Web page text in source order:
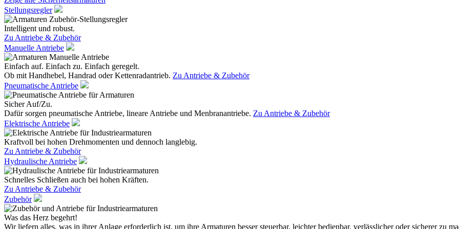
Stellungsregler
Intelligent und robust.
Zu Antriebe & Zubehör
Manuelle Antriebe
Einfach auf. Einfach zu. Einfach geregelt.
Ob mit Handhebel, Handrad oder Kettenradantrieb. Zu Antriebe & Zubehör
Pneumatische Antriebe
Sicher Auf/Zu.
Dafür sorgen pneumatische Antriebe, lineare Antriebe und Menbranantriebe. Zu Antriebe & Zubehör
Elektrische Antriebe
Kraftvoll bei hohen Drehmomenten und dennoch langlebig.
Zu Antriebe & Zubehör
Hydraulische Antriebe
Schnelles Schließen auch bei hohen Kräften.
Zu Antriebe & Zubehör
Zubehör
Was das Herz begehrt!
Wir liefern alles, was in ihrer Anlage erforderlich ist, um ihre Armaturen besser steuerbar, leichter bedienbar, verlässlicher oder sicherer zu